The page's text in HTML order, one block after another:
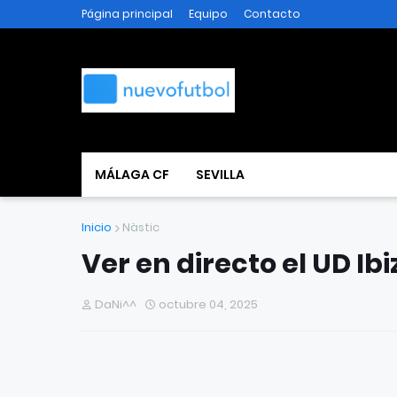
Página principal Equipo Contacto
MÁLAGA CF SEVILLA
Inicio Nàstic
Ver en directo el UD
DaNi^^ octubre 04, 2025